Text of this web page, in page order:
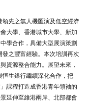
先之無人機匯演及低空經濟
大學、香港城市大學、新加
學合作，具備大型展演策劃
之豐富經驗。本次培訓再次
資源整合能力。展望未來，
恒生銀行繼續深化合作，把
課程打造成香港青年領袖的
延伸至維港兩岸、北部都會